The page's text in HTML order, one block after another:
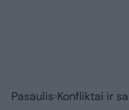
Pasaulis Konfliktai ir